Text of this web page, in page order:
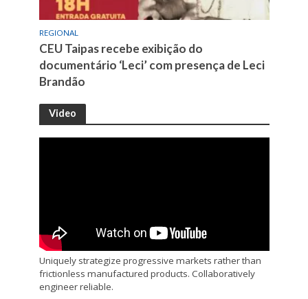
REGIONAL
CEU Taipas recebe exibição do
documentário ‘Leci’ com presença de Leci
Brandão
Video
Uniquely strategize progressive markets rather than
frictionless manufactured products. Collaboratively
engineer reliable.